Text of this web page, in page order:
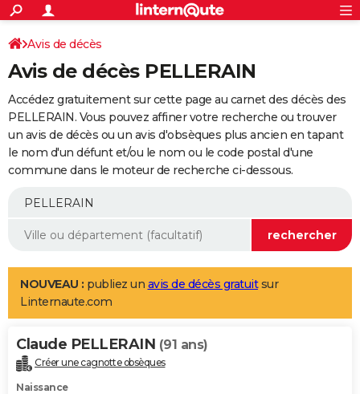
ACTUALITÉS
Politique
Société
Faits Divers
Education
Monde
Villes
+
SPORT
Coupe du monde 2026
Football
Tennis
Cyclisme
Rugby
Forum
Programme TV
TNT
Streaming
Cinéma
Sorties cinéma
Musique
+
FINANCE
Impôts
Immobilier
Risques naturels par ville
Banque
Assurance
Crédit
AUTO
Essais
Réserver un essai
Citadines
Berlines
SUV
Forum auto
+
Mobiles
Meilleur smartphone
Internet
Ordinateurs
Jeux vidéo
Guide high-tech
Aménagement intérieur
LIFESTYLE
Art de vivre
Bien-être
Loisirs
Mode
Modes de vie
Alimentation
Guide de la santé
Maladies
Médicaments
Sommeil
VOYAGE
Destinations
City break
Voyage nature
Voyage de noces
Forum
Climat
+PHOTO
Avis de décès
Avis de décès PELLERAIN
Accédez gratuitement sur cette page au carnet des décès des
PELLERAIN. Vous pouvez affiner votre recherche ou trouver
un avis de décès ou un avis d'obsèques plus ancien en tapant
le nom d'un défunt et/ou le nom ou le code postal d'une
commune dans le moteur de recherche ci-dessous.
NOUVEAU : publiez un avis de décès gratuitsur
Linternaute.com
Claude PELLERAIN (91 ans)
Créer une cagnotte obsèques
Naissance